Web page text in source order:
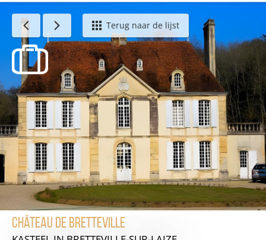
Erfgoed en toeristische attractie
Terug naar de lijst
Château de Bretteville